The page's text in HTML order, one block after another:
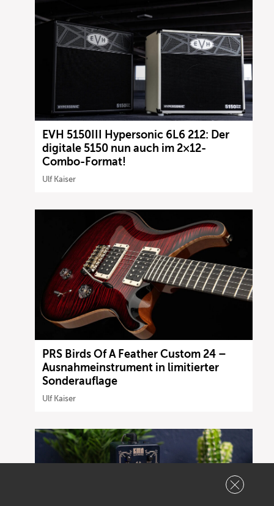
EVH 5150III Hypersonic 6L6 212: Der
digitale 5150 nun auch im 2×12-
Combo-Format!
Ulf Kaiser
PRS Birds Of A Feather Custom 24 –
Ausnahmeinstrument in limitierter
Sonderauflage
Ulf Kaiser